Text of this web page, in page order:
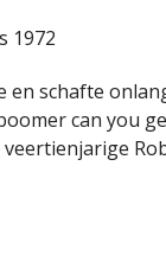
1972
schafte
can you